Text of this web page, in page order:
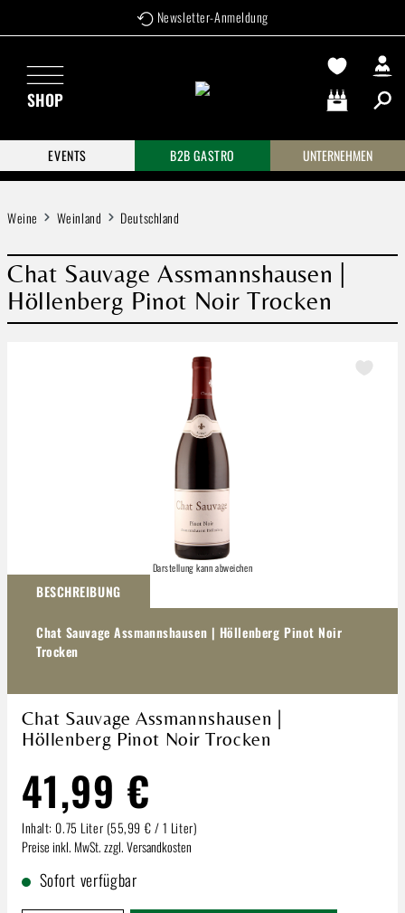
Zum Hauptinhalt springen Newsletter-Anmeldung
SHOP
Warenkorb
EVENTS
B2B GASTRO UNTERNEHMEN
Weine Weinland Deutschland
Chat Sauvage Assmannshausen |
Höllenberg Pinot Noir Trocken
Darstellung kann abweichen
BESCHREIBUNG
Chat Sauvage Assmannshausen | Höllenberg Pinot Noir
Trocken
Chat Sauvage Assmannshausen |
Höllenberg Pinot Noir Trocken
41,99 €
Inhalt: 0.75 Liter (55,99 € / 1 Liter)
Preise inkl. MwSt. zzgl. Versandkosten
Sofort verfügbar